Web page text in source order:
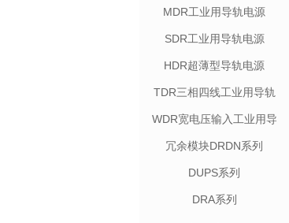
MDR工业用导轨电源
SDR工业用导轨电源
HDR超薄型导轨电源
TDR三相四线工业用导轨
电源
WDR宽电压输入工业用导
轨电源
冗余模块DRDN系列
DUPS系列
DRA系列